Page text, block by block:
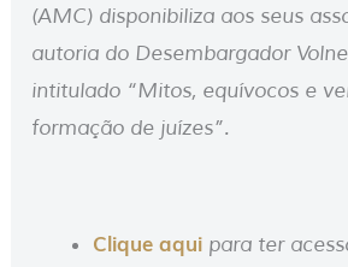
(AMC) disponibiliza aos seus
autoria do Desembargador
intitulado “Mitos, equívocos e
formação de juízes”.
Clique aqui para ter